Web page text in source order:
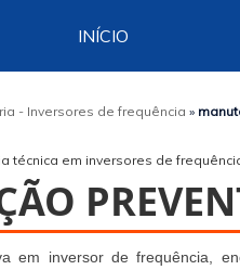
INÍCIO
- Inversores de frequência »
técnica em inversores de
em inversor de frequência,